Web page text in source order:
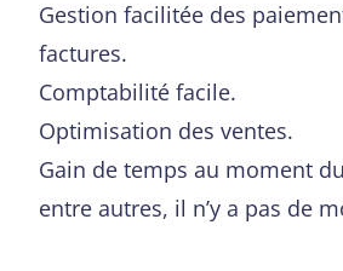
Gestion facilitée des
factures.
Comptabilité facile.
Optimisation des ventes.
Gain de temps au moment
entre autres, il n’y a pas de